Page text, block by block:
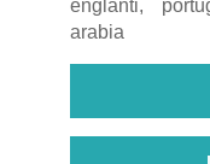
englanti,
arabia